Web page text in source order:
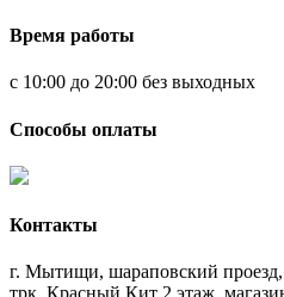
Время работы
с 10:00 до 20:00 без выходных
Способы оплаты
Контакты
г. Мытищи, шараповский проезд,